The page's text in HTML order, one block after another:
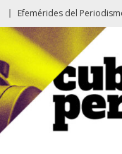
Efemérides del